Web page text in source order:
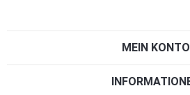
MEIN KONTO